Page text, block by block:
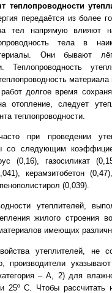
теплопроводности
передаётся из более
тел напрямую влияют
тела в
Они бывают
Теплопроводность
долгое время
отопление, следует
теплопроводности.
при проведении
со следующим
(0,16), газосиликат
керамзитобетон
(0,039).
утеплителей,
жилого строения
имеющих
утеплителей, не
производители
– А, 2) для
25º C. Чтобы рассчитать